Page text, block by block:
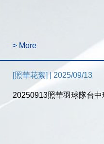
> More
[照華花絮] | 2025/09/13
20250913照華羽球隊台